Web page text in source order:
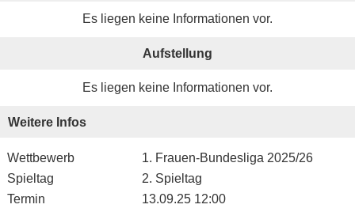
Es liegen keine Informationen vor.
Aufstellung
Es liegen keine Informationen vor.
Weitere Infos
Wettbewerb
1. Frauen-Bundesliga 2025/26
Spieltag
2. Spieltag
Termin
13.09.25 12:00